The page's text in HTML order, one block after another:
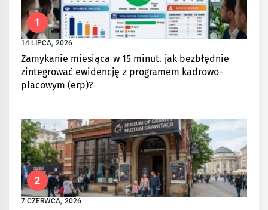
1
14 LIPCA, 2026
Zamykanie miesiąca w 15 minut. jak bezbłędnie
zintegrować ewidencję z programem kadrowo-
płacowym (erp)?
2
7 CZERWCA, 2026